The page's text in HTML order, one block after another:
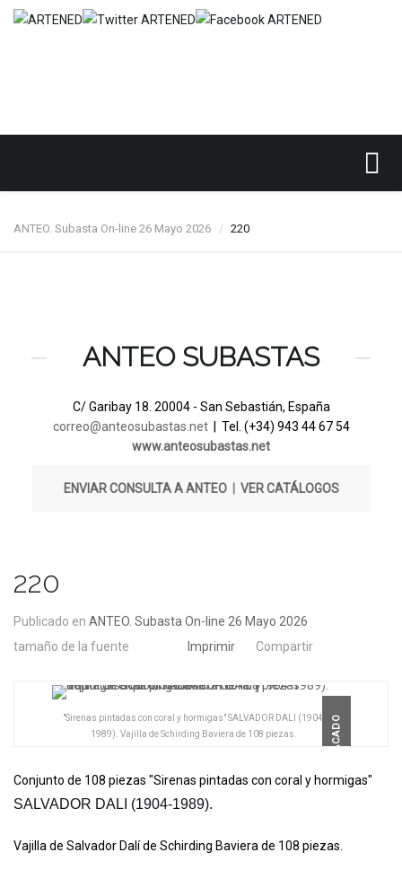
ANTEO. Subasta On-line 26 Mayo 2026 / 220
ANTEO SUBASTAS
C/ Garibay 18. 20004 - San Sebastián, España
correo@anteosubastas.net| Tel. (+34) 943 44 67 54
www.anteosubastas.net
ENVIAR CONSULTA A ANTEO| VER CATÁLOGOS
220
Publicado en ANTEO. Subasta On-line 26 Mayo 2026
tamaño de la fuente
Imprimir Compartir
DESTACADO
"Sirenas pintadas con coral y hormigas" SALVADOR DALI (1904-
1989). Vajilla de Schirding Baviera de 108 piezas.
Conjunto de 108 piezas "Sirenas pintadas con coral y hormigas"
SALVADOR DALI (1904-1989).
Vajilla de Salvador Dalí de Schirding Baviera de 108 piezas.